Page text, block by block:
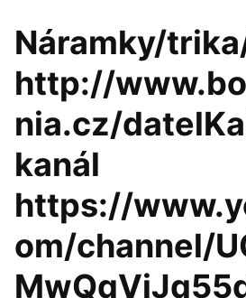
Náramky/
http://
nia.cz/
kanál
https://
om/channel/